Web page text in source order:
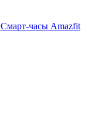
Смарт-часы Amazfit